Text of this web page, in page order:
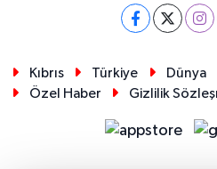
Kıbrıs Türkiye Dünya
Özel Haber
Gizlilik